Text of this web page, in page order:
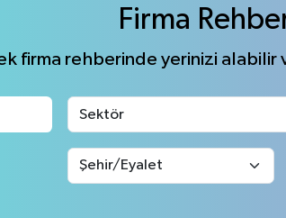
Firma
firma rehberinde yerinizi